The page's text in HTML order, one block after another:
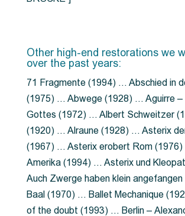
Other high-end restorations we
over the past years:
71 Fragmente (1994) … Abschied in
(1975) … Abwege (1928) … Aguirre –
Gottes (1972) … Albert Schweitzer
(1920) … Alraune (1928) … Asterix
(1967) … Asterix erobert Rom
Amerika (1994) … Asterix und
Auch Zwerge haben klein
Baal (1970) … Ballet Mechanique
of the doubt (1993) … Berlin –